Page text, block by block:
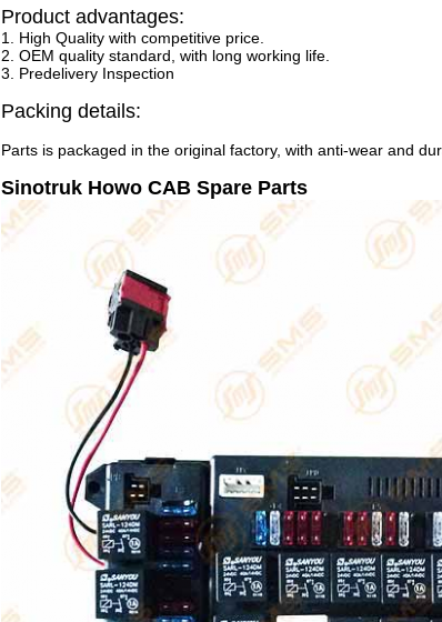
Product advantages:
1. High Quality with competitive price.
2. OEM quality standard, with long working life.
3. Predelivery Inspection
Packing details:
Parts is packaged in the original factory, with anti-wear and
Sinotruk Howo CAB Spare Parts